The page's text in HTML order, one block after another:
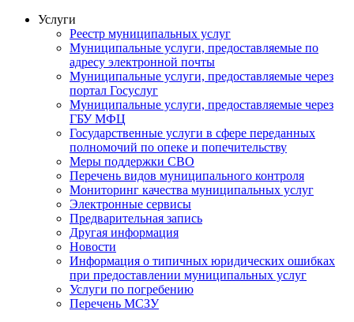
Услуги
Реестр муниципальных услуг
Муниципальные услуги, предоставляемые по
адресу электронной почты
Муниципальные услуги, предоставляемые через
портал Госуслуг
Муниципальные услуги, предоставляемые через
ГБУ МФЦ
Государственные услуги в сфере переданных
полномочий по опеке и попечительству
Меры поддержки СВО
Перечень видов муниципального контроля
Мониторинг качества муниципальных услуг
Электронные сервисы
Предварительная запись
Другая информация
Новости
Информация о типичных юридических ошибках
при предоставлении муниципальных услуг
Услуги по погребению
Перечень МСЗУ